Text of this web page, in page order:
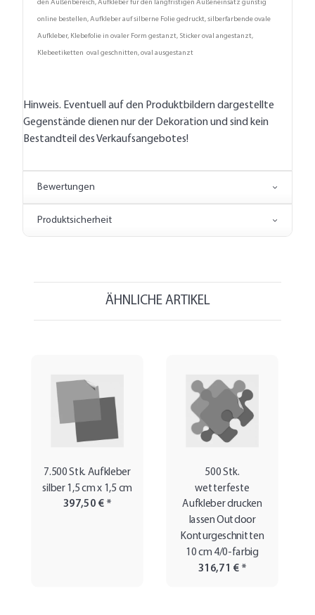
den Außenbereich, Aufkleber für den langfristigen Außeneinsatz günstig
online bestellen, Aufkleber auf silberne Folie gedruckt, silberfarbende ovale
Aufkleber, Klebefolie in ovaler Form gestanzt, Sticker oval angestanzt,
Klebeetiketten oval geschnitten, oval ausgestanzt
Hinweis. Eventuell auf den Produktbildern dargestellte
Gegenstände dienen nur der Dekoration und sind kein
Bestandteil des Verkaufsangebotes!
Bewertungen
Produktsicherheit
ÄHNLICHE ARTIKEL
7.500 Stk. Aufkleber
silber 1,5 cm x 1,5 cm
397,50 € *
500 Stk.
wetterfeste
Aufkleber drucken
lassen Outdoor
Konturgeschnitten
10 cm 4/0-farbig
316,71 € *